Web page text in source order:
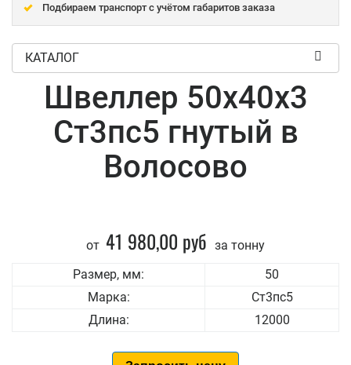
Подбираем транспорт с учётом габаритов заказа
КАТАЛОГ
Швеллер 50x40x3
Ст3пс5 гнутый в
Волосово
от 41 980,00 руб за тонну
Размер, мм:
50
Марка:
Ст3пс5
Длина:
12000